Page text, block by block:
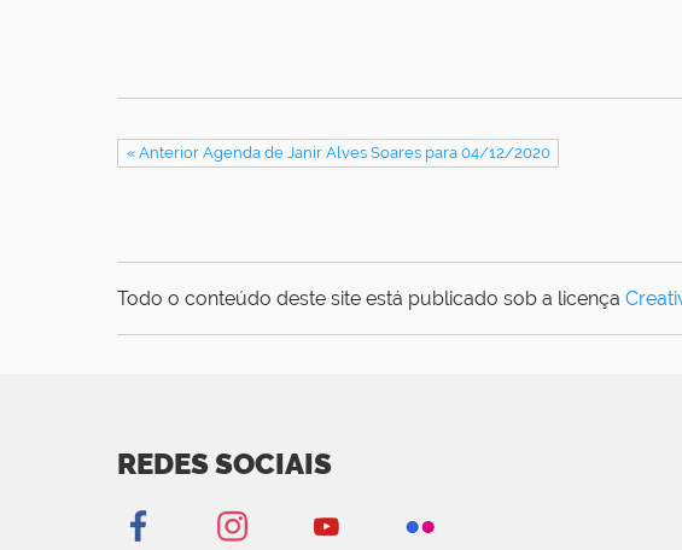
« Anterior Agenda de Janir Alves Soares para 04/12/2020
Todo o conteúdo deste site está publicado sob a licença
REDES SOCIAIS